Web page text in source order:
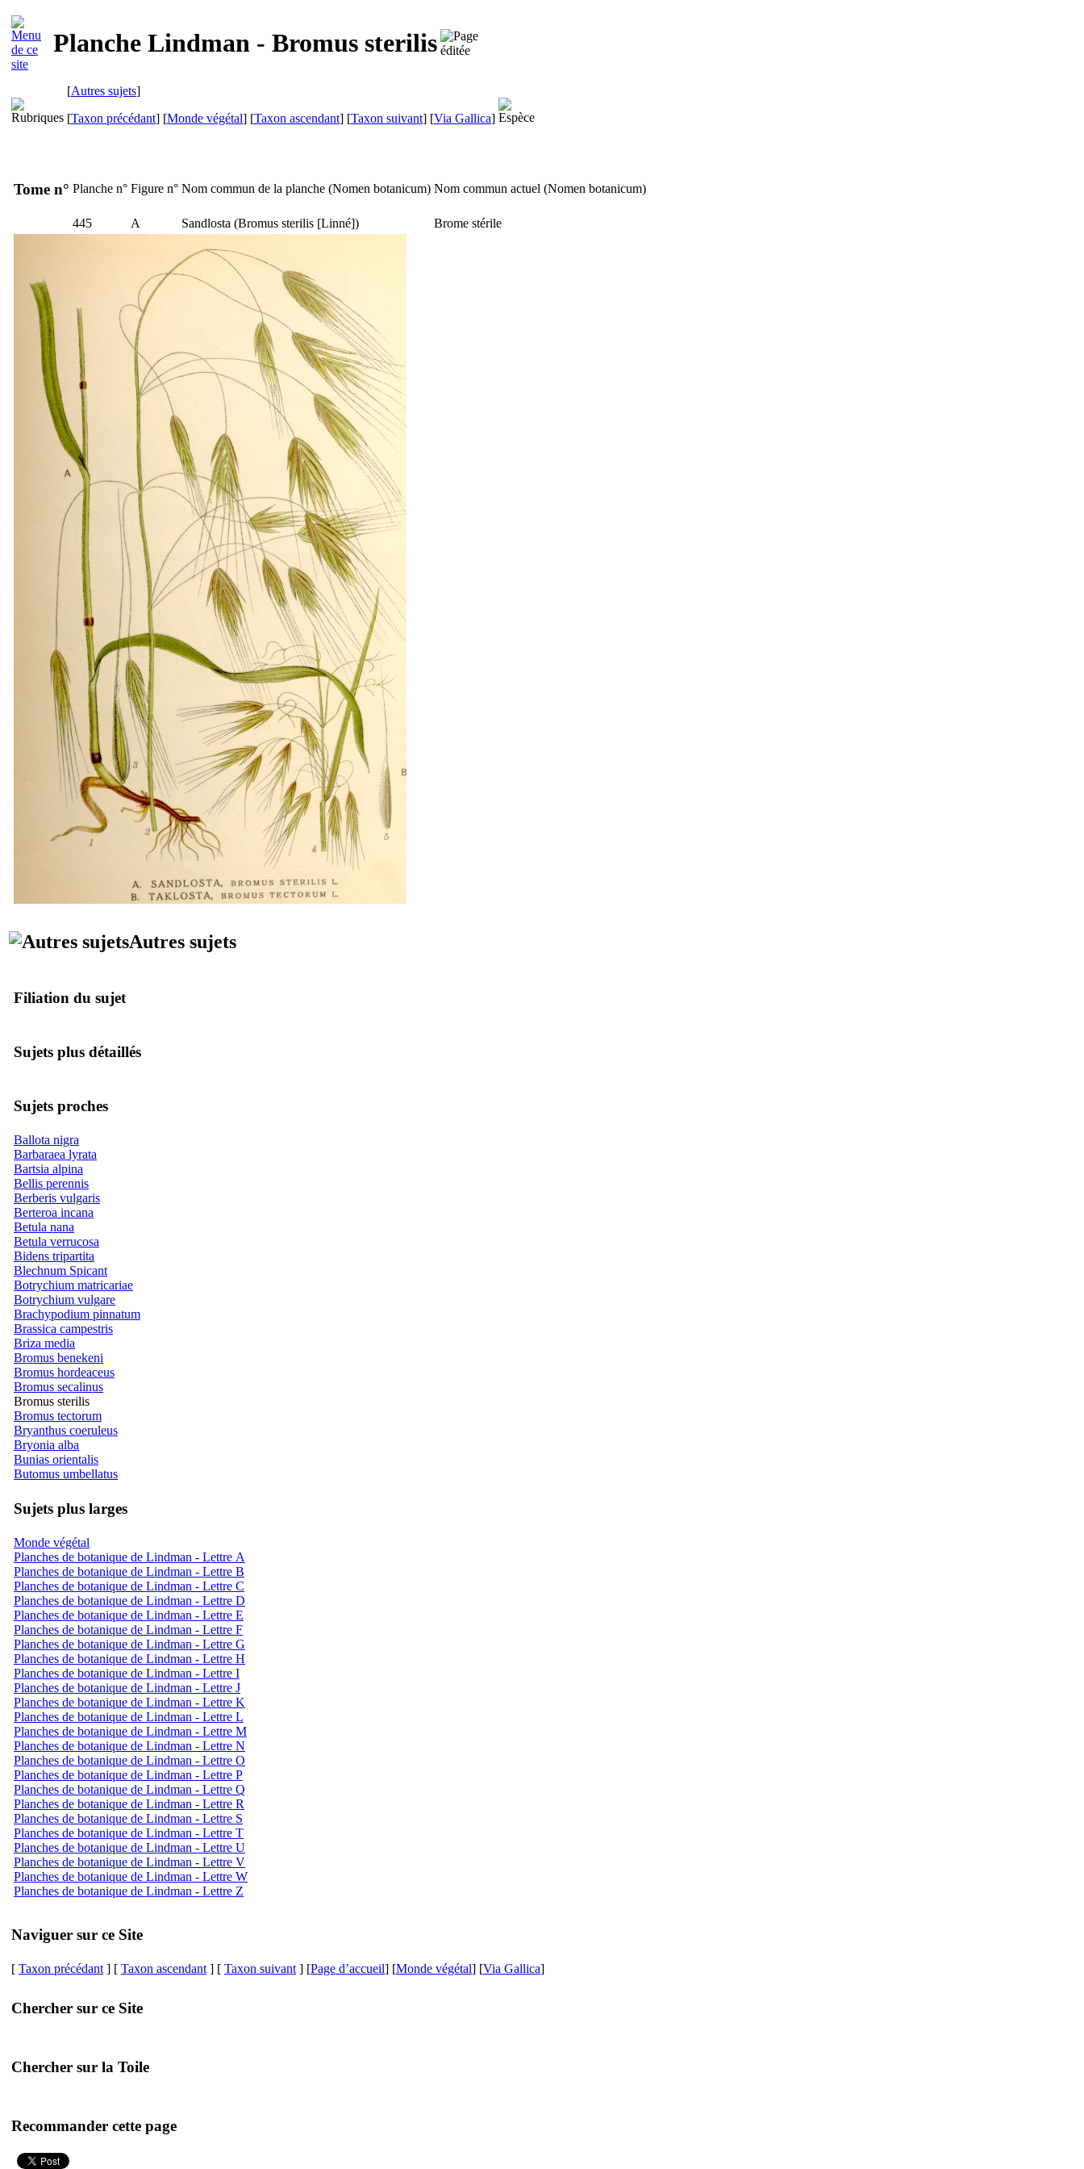
Planche Lindman - Bromus sterilis
[Autres sujets]
[Taxon précédant] [Monde végétal] [Taxon ascendant] [Taxon suivant] [Via Gallica]
Tome n° Planche n° Figure n° Nom commun de la planche (Nomen botanicum) Nom commun actuel (Nomen botanicum)
445 A Sandlosta (Bromus sterilis [Linné]) Brome stérile
Autres sujets
Filiation du sujet
Sujets plus détaillés
Sujets proches
Ballota nigra
Barbaraea lyrata
Bartsia alpina
Bellis perennis
Berberis vulgaris
Berteroa incana
Betula nana
Betula verrucosa
Bidens tripartita
Blechnum Spicant
Botrychium matricariae
Botrychium vulgare
Brachypodium pinnatum
Brassica campestris
Briza media
Bromus benekeni
Bromus hordeaceus
Bromus secalinus
Bromus sterilis
Bromus tectorum
Bryanthus coeruleus
Bryonia alba
Bunias orientalis
Butomus umbellatus
Sujets plus larges
Monde végétal
Planches de botanique de Lindman - Lettre A
Planches de botanique de Lindman - Lettre B
Planches de botanique de Lindman - Lettre C
Planches de botanique de Lindman - Lettre D
Planches de botanique de Lindman - Lettre E
Planches de botanique de Lindman - Lettre F
Planches de botanique de Lindman - Lettre G
Planches de botanique de Lindman - Lettre H
Planches de botanique de Lindman - Lettre I
Planches de botanique de Lindman - Lettre J
Planches de botanique de Lindman - Lettre K
Planches de botanique de Lindman - Lettre L
Planches de botanique de Lindman - Lettre M
Planches de botanique de Lindman - Lettre N
Planches de botanique de Lindman - Lettre O
Planches de botanique de Lindman - Lettre P
Planches de botanique de Lindman - Lettre Q
Planches de botanique de Lindman - Lettre R
Planches de botanique de Lindman - Lettre S
Planches de botanique de Lindman - Lettre T
Planches de botanique de Lindman - Lettre U
Planches de botanique de Lindman - Lettre V
Planches de botanique de Lindman - Lettre W
Planches de botanique de Lindman - Lettre Z
Naviguer sur ce Site
[ Taxon précédant ] [ Taxon ascendant ] [ Taxon suivant ] [Page d’accueil] [Monde végétal] [Via Gallica]
Chercher sur ce Site
Chercher sur la Toile
Recommander cette page